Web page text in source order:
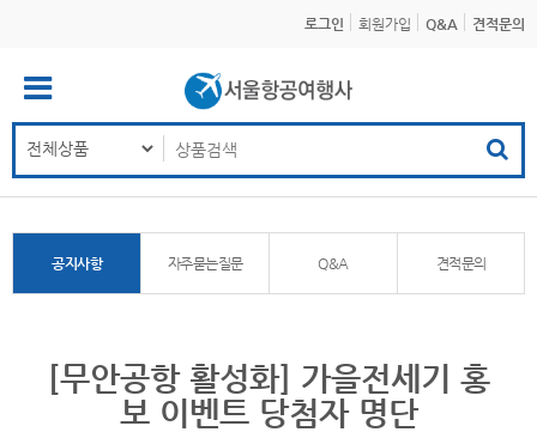
로그인 회원가입 Q&A 견적문의
공지사항 자주묻는질문 Q&A 견적문의
[무안공항 활성화] 가을전세기 홍
보 이벤트 당첨자 명단